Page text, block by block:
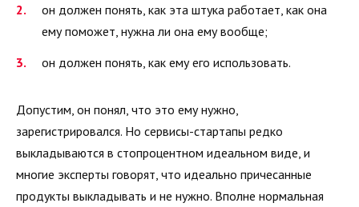
он должен понять, как эта штука работает, как она
ему поможет, нужна ли она ему вообще;
он должен понять, как ему его использовать.
Допустим, он понял, что это ему нужно,
зарегистрировался. Но сервисы-стартапы редко
выкладываются в стопроцентном идеальном виде, и
многие эксперты говорят, что идеально причесанные
продукты выкладывать и не нужно. Вполне нормальная